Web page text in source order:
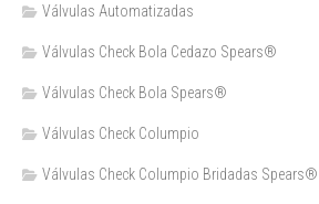
Válvulas Automatizadas
Válvulas Check Bola Cedazo Spears®
Válvulas Check Bola Spears®
Válvulas Check Columpio
Válvulas Check Columpio Bridadas Spears®